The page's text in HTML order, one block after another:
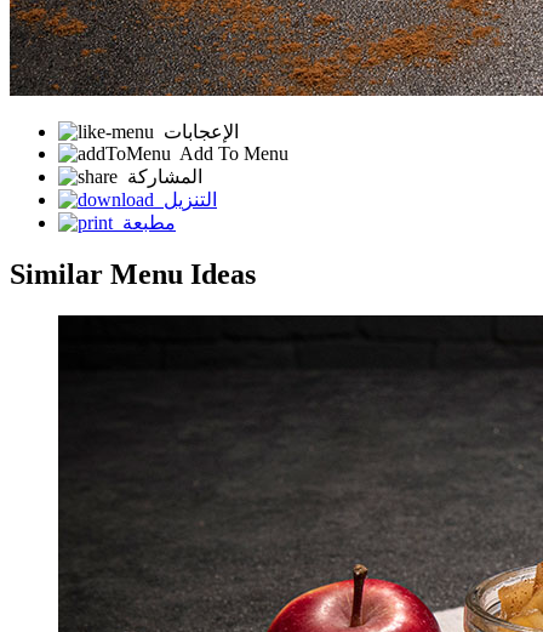
الإعجابات
Add To Menu
المشاركة
التنزيل
مطبعة
Similar Menu Ideas